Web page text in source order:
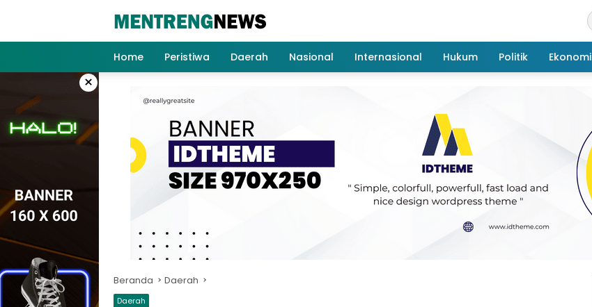
Home
Peristiwa Daerah Nasional Internasional Hukum Politik Ekonomi
×
Beranda Daerah
Daerah